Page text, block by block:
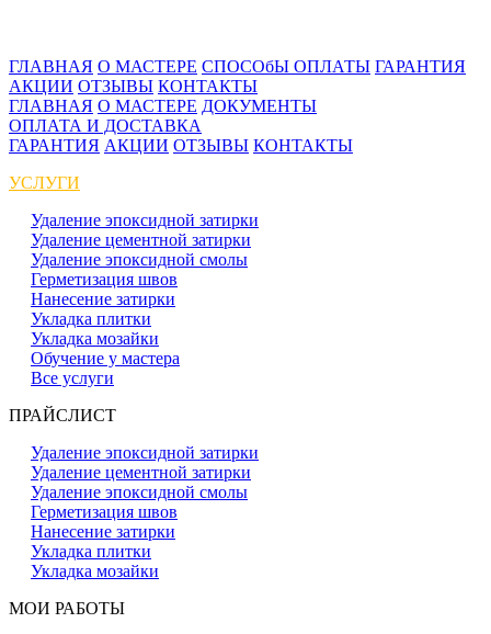
ГЛАВНАЯ О МАСТЕРЕ СПОСОбЫ ОПЛАТЫ ГАРАНТИЯ
АКЦИИ ОТЗЫВЫ КОНТАКТЫ
ГЛАВНАЯ О МАСТЕРЕ ДОКУМЕНТЫ
ОПЛАТА И ДОСТАВКА
ГАРАНТИЯ АКЦИИ ОТЗЫВЫ КОНТАКТЫ
УСЛУГИ
Удаление эпоксидной затирки
Удаление цементной затирки
Удаление эпоксидной смолы
Герметизация швов
Нанесение затирки
Укладка плитки
Укладка мозайки
Обучение у мастера
Все услуги
ПРАЙСЛИСТ
Удаление эпоксидной затирки
Удаление цементной затирки
Удаление эпоксидной смолы
Герметизация швов
Нанесение затирки
Укладка плитки
Укладка мозайки
МОИ РАБОТЫ